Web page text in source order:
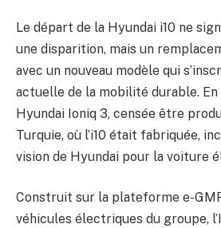
Le départ de la Hyundai i10 ne
une disparition, mais un
avec un nouveau modèle qui
actuelle de la mobilité durable.
Hyundai Ioniq 3, censée être
Turquie, où l’i10 était fabriquée,
vision de Hyundai pour la voiture
Construit sur la plateforme e-
véhicules électriques du groupe,